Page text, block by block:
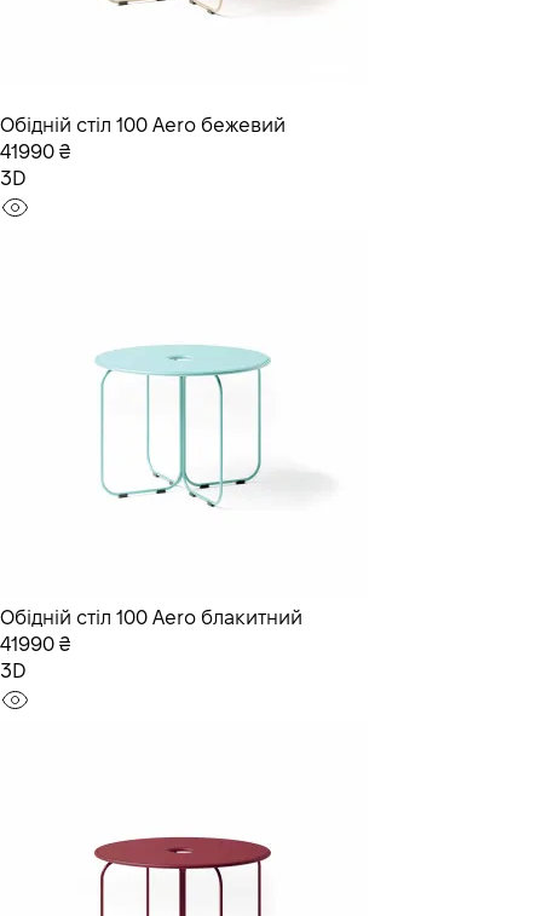
Обідній стіл 100 Aero бежевий
41990 ₴
3D
Обідній стіл 100 Aero блакитний
41990 ₴
3D